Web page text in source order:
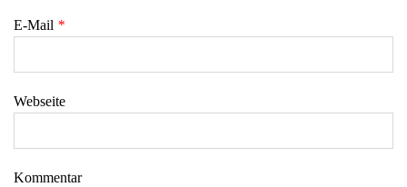
E-Mail *
Webseite
Kommentar